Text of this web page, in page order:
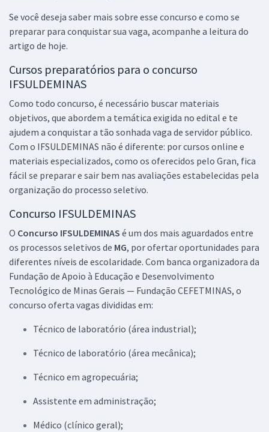
Se você deseja saber mais sobre esse concurso e como se
preparar para conquistar sua vaga, acompanhe a leitura do
artigo de hoje.
Cursos preparatórios para o concurso
IFSULDEMINAS
Como todo concurso, é necessário buscar materiais
objetivos, que abordem a temática exigida no edital e te
ajudem a conquistar a tão sonhada vaga de servidor público.
Com o IFSULDEMINAS não é diferente: por cursos online e
materiais especializados, como os oferecidos pelo Gran, fica
fácil se preparar e sair bem nas avaliações estabelecidas pela
organização do processo seletivo.
Concurso IFSULDEMINAS
O Concurso IFSULDEMINAS é um dos mais aguardados entre
os processos seletivos de MG, por ofertar oportunidades para
diferentes níveis de escolaridade. Com banca organizadora da
Fundação de Apoio à Educação e Desenvolvimento
Tecnológico de Minas Gerais — Fundação CEFETMINAS, o
concurso oferta vagas divididas em:
Técnico de laboratório (área industrial);
Técnico de laboratório (área mecânica);
Técnico em agropecuária;
Assistente em administração;
Médico (clínico geral);